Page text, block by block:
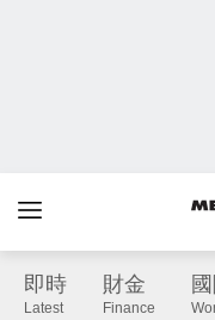
即時
Latest
財金
Finance